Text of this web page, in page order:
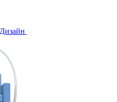
Дизайн